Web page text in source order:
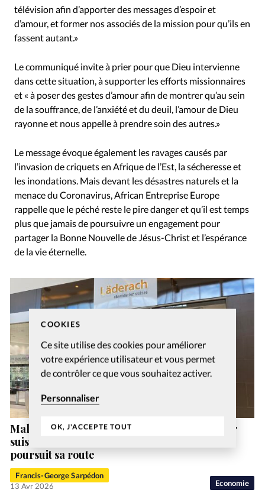
COOKIES
Ce site utilise des cookies pour améliorer
votre expérience utilisateur et vous permet
de contrôler ce que vous souhaitez activer.
Personnaliser
OK, J'ACCEPTE TOUT
télévision afin d’apporter des messages d’espoir et
d’amour, et former nos associés de la mission pour qu’ils en
fassent autant.»
Le communiqué invite à prier pour que Dieu intervienne
dans cette situation, à supporter les efforts missionnaires
et « à poser des gestes d’amour afin de montrer qu’au sein
de la souffrance, de l’anxiété et du deuil, l’amour de Dieu
rayonne et nous appelle à prendre soin des autres.»
Le message évoque également les ravages causés par
l’invasion de criquets en Afrique de l’Est, la sécheresse et
les inondations. Mais devant les désastres naturels et la
menace du Coronavirus, African Entreprise Europe
rappelle que le péché reste le pire danger et qu’il est temps
plus que jamais de poursuivre un engagement pour
partager la Bonne Nouvelle de Jésus-Christ et l’espérance
de la vie éternelle.
Economie
Malgré les crises économiques, le chocolatier
suisse Läderach, dirigé par des chrétiens,
poursuit sa route
Francis-George Sarpédon
13 Avr 2026